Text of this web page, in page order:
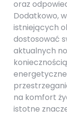
oraz
Dodatkowo,
istniejących
dostosować
aktualnych
na komfort
istotne